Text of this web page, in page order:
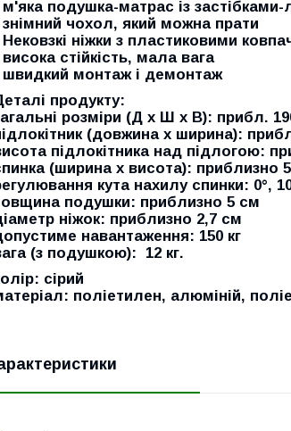
подушка-матрас із
чохол, який можна прати
ніжки з пластиковими
стійкість, мала вага
швидкий монтаж і демонтаж
продукту:
розміри (Д x Ш x В): прибл.
(довжина x ширина):
підлокітника над підлогою:
(ширина x висота): приблизно
кута нахилу спинки: 0°,
подушки: приблизно 5 см
ніжок: приблизно 2,7 см
навантаження: 150 кг
(з подушкою): 12 кг.
сірий
поліетилен, алюміній,